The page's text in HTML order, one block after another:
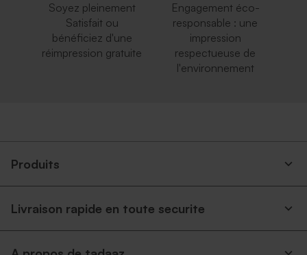
Soyez pleinement
Satisfait ou
bénéficiez d'une
réimpression gratuite
Engagement éco-
responsable : une
impression
respectueuse de
l'environnement
Produits
Livraison rapide en toute securite